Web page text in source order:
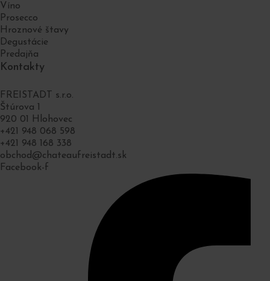
Víno
Prosecco
Hroznové štavy
Degustácie
Predajňa
Kontakty
FREISTADT s.r.o.
Štúrova 1
920 01 Hlohovec
+421 948 068 598
+421 948 168 338
obchod@chateaufreistadt.sk
Facebook-f